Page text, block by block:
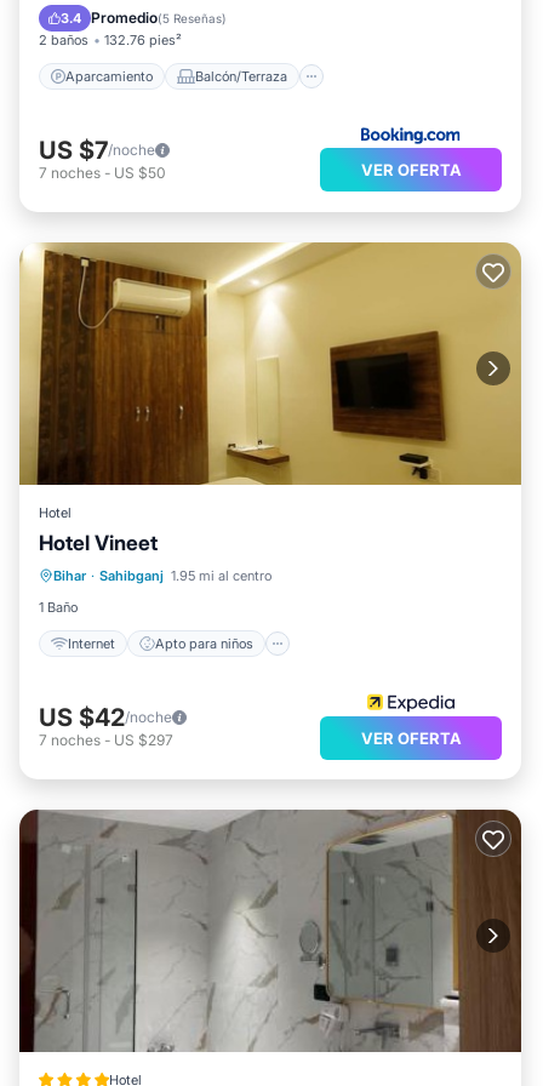
3.4 Promedio(5 Reseñas)
2 baños 132.76 pies²
Aparcamiento Balcón/Terraza
Se admiten mascotas
US $7/noche
7 noches - US $50 VER OFERTA
Hotel
Hotel Vineet
Bihar · Sahibganj 1.95 mi al centro
1 Baño
Internet Apto para niños
Internet
Servicios para huéspedes
US $42/noche
7 noches - US $297 VER OFERTA
Hotel